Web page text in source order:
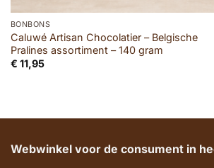
BONBONS
Caluwé Artisan Chocolatier – Belgische
Pralines assortiment – 140 gram
€ 11,95
Webwinkel voor de consument in